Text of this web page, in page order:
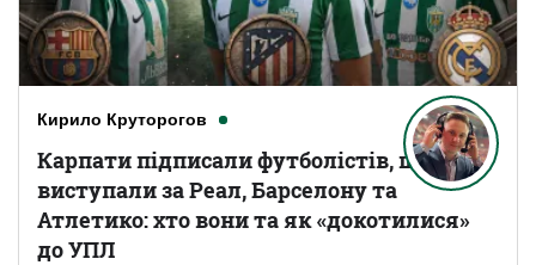
Кирило Круторогов
Карпати підписали футболістів, що
виступали за Реал, Барселону та
Атлетико: хто вони та як «докотилися»
до УПЛ